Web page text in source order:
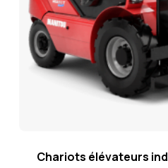
Chariots élévateurs